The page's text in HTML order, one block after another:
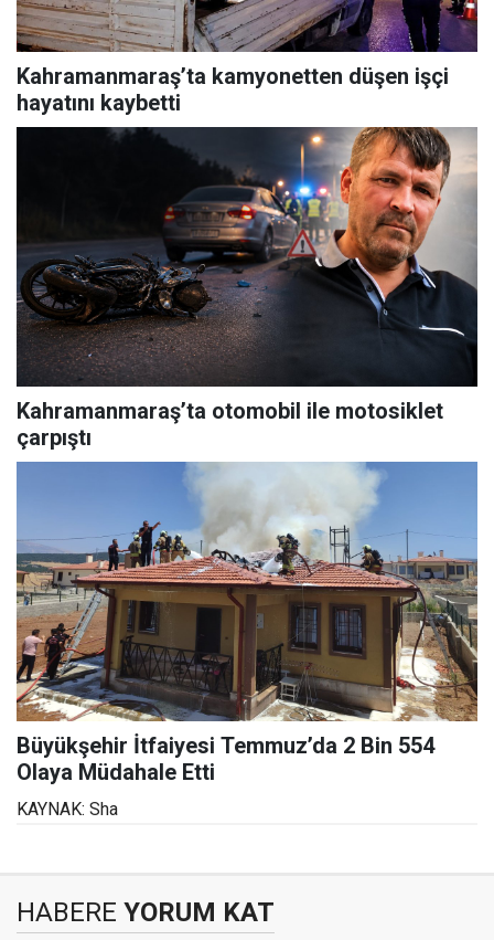
Kahramanmaraş’ta kamyonetten düşen işçi
hayatını kaybetti
Kahramanmaraş’ta otomobil ile motosiklet
çarpıştı
Büyükşehir İtfaiyesi Temmuz’da 2 Bin 554
Olaya Müdahale Etti
KAYNAK: Sha
HABERE YORUM KAT